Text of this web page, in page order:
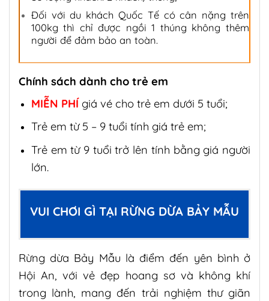
Đối với du khách Quốc Tế có cân nặng trên
100kg thì chỉ được ngồi 1 thúng không thêm
người để đảm bảo an toàn.
Chính sách dành cho trẻ em
MIỄN PHÍ giá vé cho trẻ em dưới 5 tuổi;
Trẻ em từ 5 – 9 tuổi tính giá trẻ em;
Trẻ em từ 9 tuổi trở lên tính bằng giá người
lớn.
VUI CHƠI GÌ TẠI RỪNG DỪA BẢY MẪU
Rừng dừa Bảy Mẫu là điểm đến yên bình ở
Hội An, với vẻ đẹp hoang sơ và không khí
trong lành, mang đến trải nghiệm thư giãn